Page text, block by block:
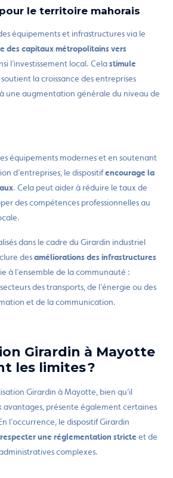
le territoire mahorais
équipements et infrastructures via le
des capitaux métropolitains vers
l’investissement local. Celastimule
soutient la croissance des entreprises
une augmentation générale du niveau de
équipements modernes et en soutenant
d’entreprises, le dispositifencourage la
. Cela peut aider à réduire le taux de
des compétences professionnelles au
dans le cadre du Girardin industriel
desaméliorations des infrastructures
à l’ensemble de la communauté :
des transports, de l’énergie ou des
et de la communication.
Girardin à Mayotte
les limites ?
Girardin à Mayotte, bien qu’il
avantages, présente également certaines
l’occurrence, le dispositif Girardin
respecter une réglementation stricte et de
complexes.